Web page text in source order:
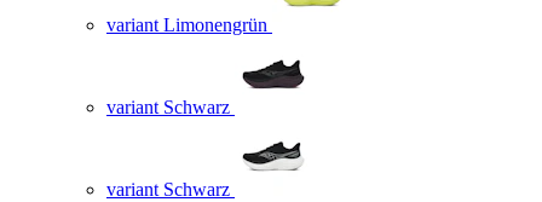
variant Limonengrün
variant Schwarz
variant Schwarz